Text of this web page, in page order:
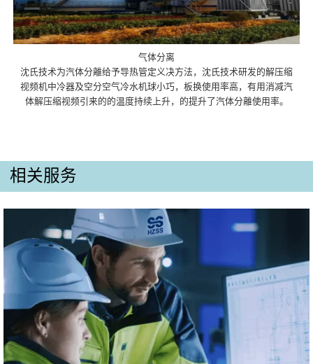
气体分离
沈氏技术为汽体分離给予导热管定义决方法，沈氏技术研发的解压缩
视频机中冷器及空分空气冷水机球小巧，板换使用率高，有用消减汽
体解压缩视频引来的的温度持续上升，的提升了汽体分離使用率。
相关服务